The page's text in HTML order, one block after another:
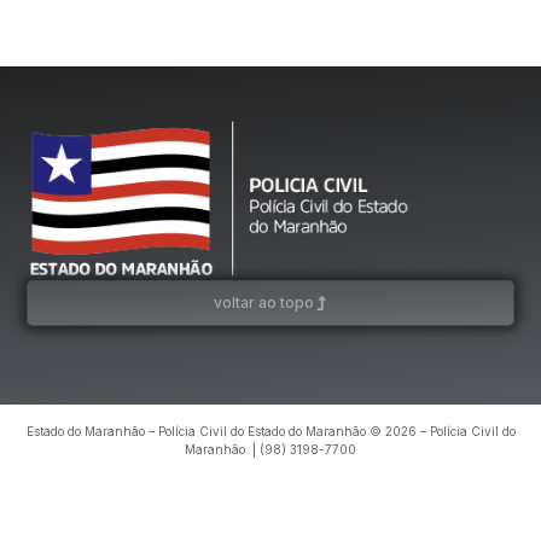
voltar ao topo
Estado do Maranhão – Polícia Civil do Estado do Maranhão © 2026 – Polícia Civil do
Maranhão. | (98) 3198-7700